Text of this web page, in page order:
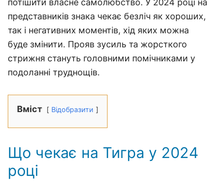
потішити власне самолюбство. У 2024 році на
представників знака чекає безліч як хороших,
так і негативних моментів, хід яких можна
буде змінити. Прояв зусиль та жорсткого
стрижня стануть головними помічниками у
подоланні труднощів.
Вміст Відобразити
Що чекає на Тигра у 2024
році